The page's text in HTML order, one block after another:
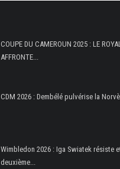
COUPE DU CAMEROUN 2025 : LE
AFFRONTE...
CDM 2026 : Dembélé pulvérise la
Wimbledon 2026 : Iga Swiatek résiste
deuxième...